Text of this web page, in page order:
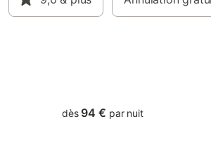
dès 94 € par nuit